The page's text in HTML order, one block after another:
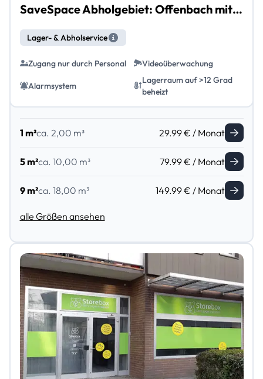
SaveSpace Abholgebiet: Offenbach mit Abholung und Lieferung
Lager- & Abholservice
Zugang nur durch Personal Videoüberwachung
Alarmsystem
Lagerraum auf >12 Grad
beheizt
1 m²ca. 2,00 m³ 29.99 € / Monat
5 m²ca. 10,00 m³ 79.99 € / Monat
9 m²ca. 18,00 m³ 149.99 € / Monat
alle Größen ansehen